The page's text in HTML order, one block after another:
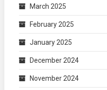
March 2025
February 2025
January 2025
December 2024
November 2024